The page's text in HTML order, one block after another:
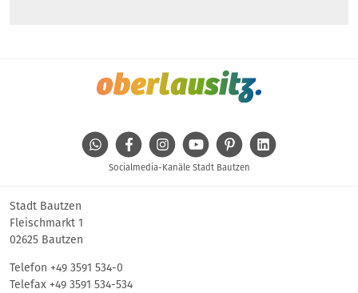
WhatsAppFacebookInstagramYoutube Pinterest
Socialmedia-Kanäle Stadt Bautzen
Stadt Bautzen
Fleischmarkt 1
02625 Bautzen
Telefon +49 3591 534-0
Telefax +49 3591 534-534